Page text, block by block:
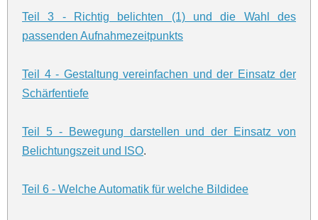
Teil 3 - Richtig belichten (1) und die Wahl des
passenden Aufnahmezeitpunkts
Teil 4 - Gestaltung vereinfachen und der Einsatz der
Schärfentiefe
Teil 5 - Bewegung darstellen und der Einsatz von
Belichtungszeit und ISO.
Teil 6 - Welche Automatik für welche Bildidee